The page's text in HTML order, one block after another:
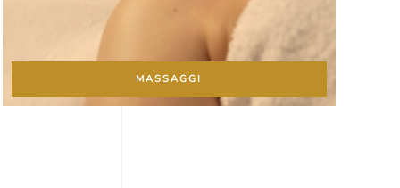
MASSAGGI